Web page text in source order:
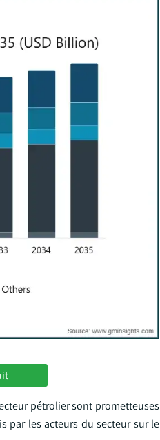
pétrolier sont prometteuses
par les acteurs du secteur sur le